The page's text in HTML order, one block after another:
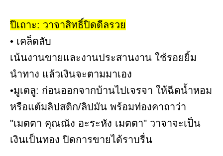
ปีเถาะ: วาจาสิทธิ์ปิดดีลรวย
• เคล็ดลับ
เน้นงานขายและงานประสานงาน ใช้รอยยิ้ม
นำทาง แล้วเงินจะตามมาเอง
•มูเตลู: ก่อนออกจากบ้านไปเจรจา ให้ฉีดน้ำหอม
หรือแต้มลิปสติก/ลิปมัน พร้อมท่องคาถาว่า
"เมตตา คุณณัง อะระหัง เมตตา" วาจาจะเป็น
เงินเป็นทอง ปิดการขายได้ราบรื่น